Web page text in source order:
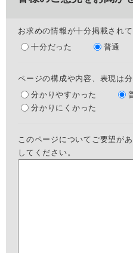
お求めの情報が十分掲載され
十分だった
普通
ページの構成や内容、表現は
分かりやすかった
分かりにくかった
このページについてご要望が
してください。